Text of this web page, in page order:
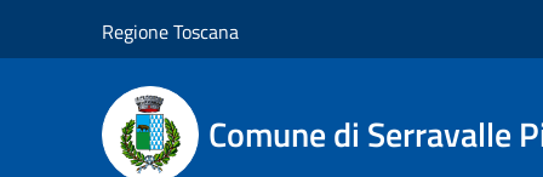
Regione Toscana
Comune di Serravalle